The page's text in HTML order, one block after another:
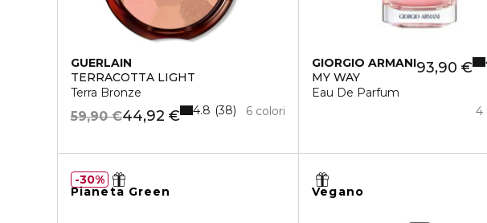
GUERLAIN
TERRACOTTA LIGHT
Terra Bronze
44,92 €
59,90 € 6 colori
4.8 38
GIORGIO ARMANI
MY WAY
Eau De Parfum
93,90 €
4
Pianeta Green
30%
Vegano